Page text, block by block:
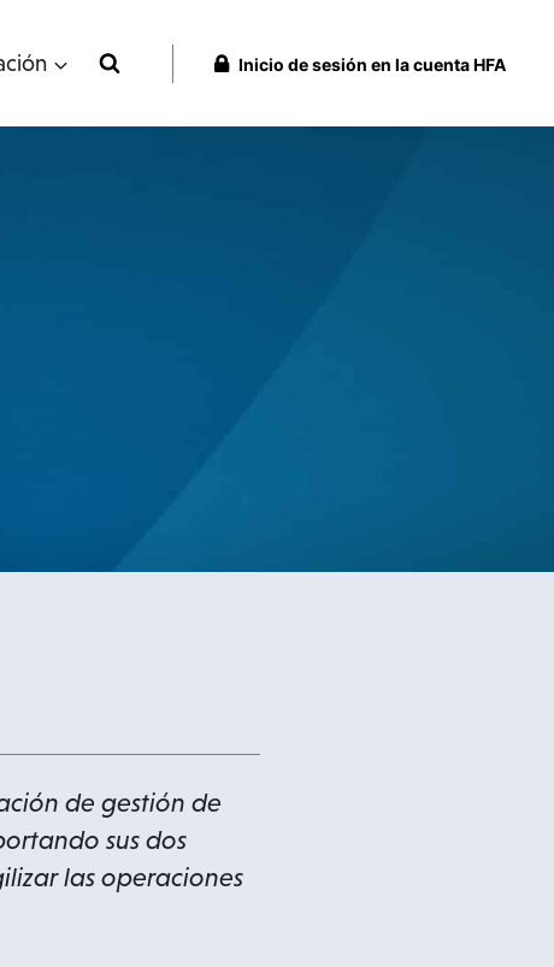
Inicio de sesión en la cuenta HFA
de gestión de
sus dos
las operaciones